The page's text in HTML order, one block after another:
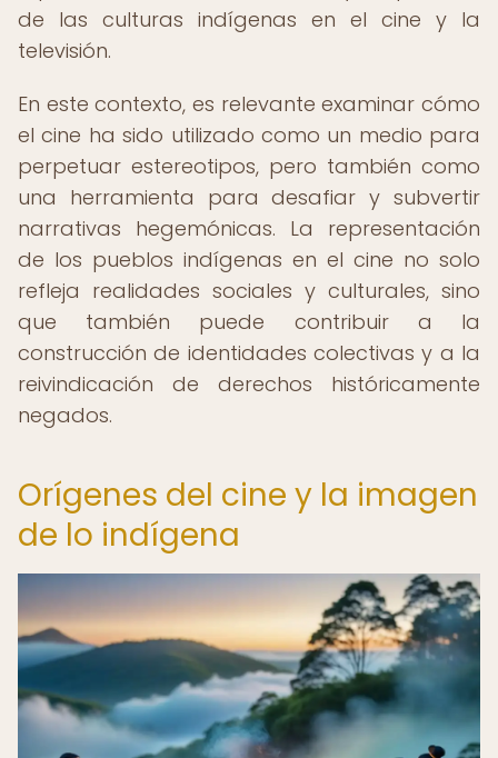
de las culturas indígenas en el cine y la
televisión.
En este contexto, es relevante examinar cómo
el cine ha sido utilizado como un medio para
perpetuar estereotipos, pero también como
una herramienta para desafiar y subvertir
narrativas hegemónicas. La representación
de los pueblos indígenas en el cine no solo
refleja realidades sociales y culturales, sino
que también puede contribuir a la
construcción de identidades colectivas y a la
reivindicación de derechos históricamente
negados.
Orígenes del cine y la imagen
de lo indígena